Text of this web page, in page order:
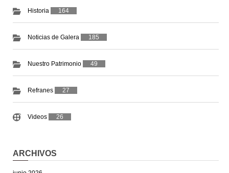
Historia 164
Noticias de Galera 185
Nuestro Patrimonio 49
Refranes 27
Videos 26
ARCHIVOS